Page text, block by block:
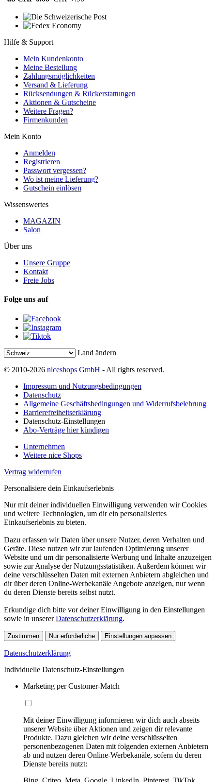
Hilfe & Support
Mein Kundenkonto
Meine Bestellung
Zahlungsmöglichkeiten
Versand & Lieferung
Rücksendungen & Rückerstattungen
Aktionen & Gutscheine
Weitere Fragen?
Firmenkunden
Mein Konto
Anmelden
Registrieren
Passwort vergessen?
Wo ist meine Lieferung?
Gutschein einlösen
Wissenswertes
MAGAZIN
Salon
Über uns
Unsere Gruppe
Kontakt
Freie Jobs
Folge uns auf
Land ändern
© 2010-2026 niceshops GmbH - All rights reserved.
Impressum und Nutzungsbedingungen
Datenschutz
Allgemeine Geschäftsbedingungen und Widerrufsbelehrung
Barrierefreiheitserklärung
Datenschutz-Einstellungen
Abo-Verträge hier kündigen
Unternehmen
Weitere nice Shops
Vertrag widerrufen
Personalisiere dein Einkaufserlebnis
Nur mit deiner individuellen Einwilligung verwenden wir Cookies
und weitere Technologien, um dir ein personalisiertes
Einkaufserlebnis zu bieten.
Dazu erfassen wir Daten über unsere Nutzer, deren Verhalten und
Geräte. Diese nutzen wir zur laufenden Optimierung unserer
Website und um dir personalisierte Werbung und Inhalte anzuzeigen
sowie zur Analyse der Nutzungsstatistiken. Außerdem können wir
deine verschlüsselten Daten mit externen Anbietern abgleichen und
dir über deren Online-Werbekanäle Angebote anzeigen, nur wenn
du deren Dienste bereits selbst nutzt.
Erkundige dich bitte vor deiner Einwilligung in den Einstellungen
sowie in unsererDatenschutzerklärung.
Zustimmen Nur erforderliche Einstellungen anpassen
Datenschutzerklärung
Individuelle Datenschutz-Einstellungen
Marketing per Customer-Match
Mit deiner Einwilligung informieren wir dich auch abseits
unserer Website über Aktionen und zeigen dir relevante
Produkte. Dazu gleichen wir deine verschlüsselten
personenbezogenen Daten mit folgenden externen Anbietern
ab und nutzen deren Online-Werbekanäle, sofern du deren
Dienste bereits nutzt:
Bing, Criteo, Meta, Google, LinkedIn, Pinterest, TikTok